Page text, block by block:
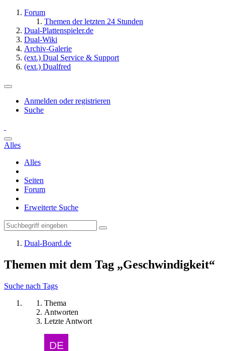
Forum
Themen der letzten 24 Stunden
Dual-Plattenspieler.de
Dual-Wiki
Archiv-Galerie
(ext.) Dual Service & Support
(ext.) Dualfred
Anmelden oder registrieren
Suche
Alles
Alles
Seiten
Forum
Erweiterte Suche
Dual-Board.de
Themen mit dem Tag „Geschwindigkeit“
Suche nach Tags
Thema
Antworten
Letzte Antwort